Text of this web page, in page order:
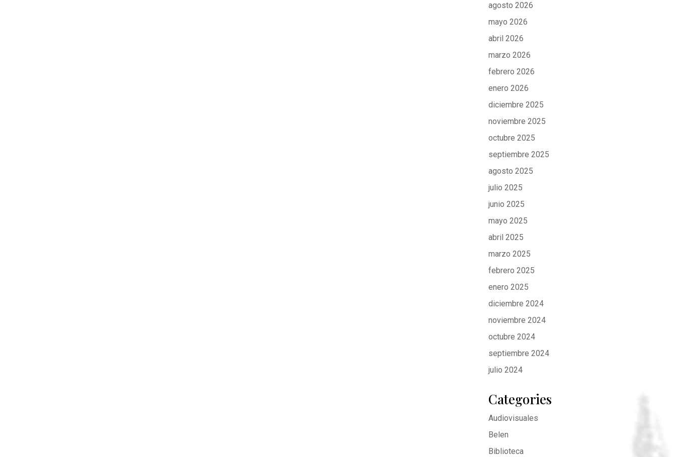
agosto 2026
mayo 2026
abril 2026
marzo 2026
febrero 2026
enero 2026
diciembre 2025
noviembre 2025
octubre 2025
septiembre 2025
agosto 2025
julio 2025
junio 2025
mayo 2025
abril 2025
marzo 2025
febrero 2025
enero 2025
diciembre 2024
noviembre 2024
octubre 2024
septiembre 2024
julio 2024
Categories
Audiovisuales
Belen
Biblioteca